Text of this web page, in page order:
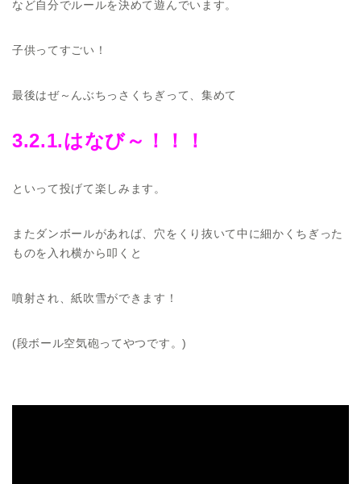
など自分でルールを決めて遊んでいます。
子供ってすごい！
最後はぜ～んぶちっさくちぎって、集めて
3.2.1.はなび～！！！
といって投げて楽しみます。
またダンボールがあれば、穴をくり抜いて中に細かくちぎった
ものを入れ横から叩くと
噴射され、紙吹雪ができます！
(段ボール空気砲ってやつです。)